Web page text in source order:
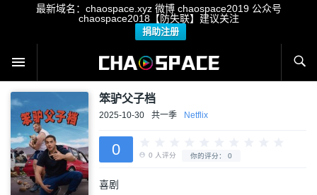
最新域名：chaospace.xyz 微博 chaospace2019 公众号
chaospace2018【防失联】建议关注
捐助注册
笨驴父子档
2025-10-30 共一季 Netflix
喜剧